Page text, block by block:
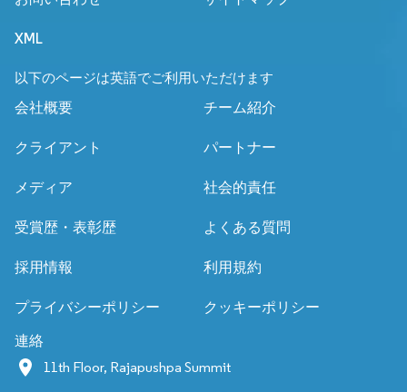
XML
以下のページは英語でご利用いただけます
会社概要
チーム紹介
クライアント パートナー
メディア 社会的責任
受賞歴・表彰歴 よくある質問
採用情報 利用規約
プライバシーポリシー クッキーポリシー
連絡
11th Floor, Rajapushpa Summit